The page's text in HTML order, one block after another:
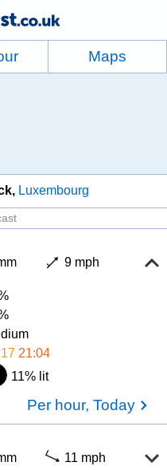
Maps
Luxembourg
9 mph
21:04
11% lit
Per hour, Today
11 mph